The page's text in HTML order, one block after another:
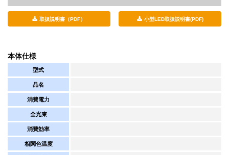
取扱説明書（PDF） 小型LED取扱説明書(PDF)
本体仕様
型式
品名
消費電力
全光束
消費効率
相関色温度